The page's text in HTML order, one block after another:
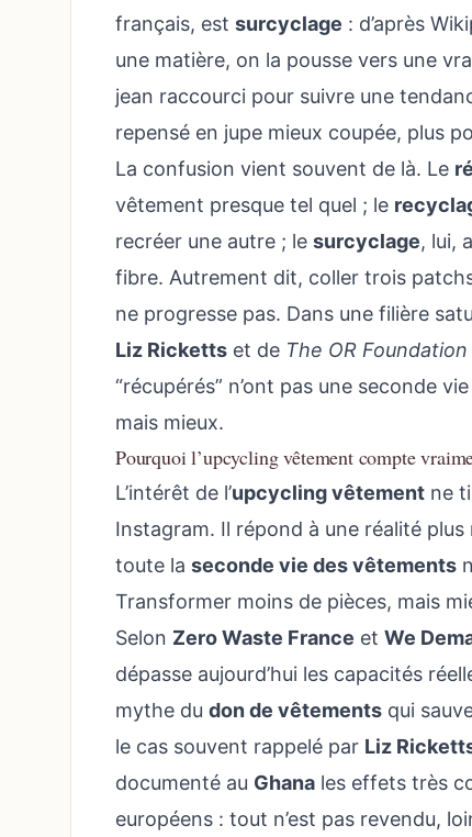
français, est surcyclage : d’après
une matière, on la pousse vers une
jean raccourci pour suivre une
repensé en jupe mieux coupée, plus
La confusion vient souvent de là. Le
vêtement presque tel quel ; le
recréer une autre ; le surcyclage, lui,
fibre. Autrement dit, coller trois
ne progresse pas. Dans une filière
Liz Ricketts et de The OR Foundation
“récupérés” n’ont pas une seconde
mais mieux.
Pourquoi l’upcycling vêtement compte
L’intérêt de l’upcycling vêtement ne
Instagram. Il répond à une réalité plus
toute la seconde vie des vêtements
Transformer moins de pièces, mais
Selon Zero Waste France et We
dépasse aujourd’hui les capacités
mythe du don de vêtements qui
le cas souvent rappelé par Liz
documenté au Ghana les effets très
européens : tout n’est pas revendu,